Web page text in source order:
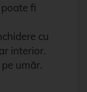
fi
cu
interior.
umăr.